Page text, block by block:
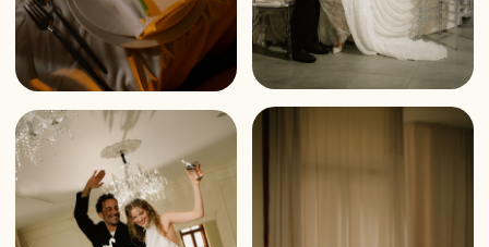
Мы находимся в центре Москвы, в тихом
историческом переулке рядом с
м.«Курская» и м. «Бауманская»